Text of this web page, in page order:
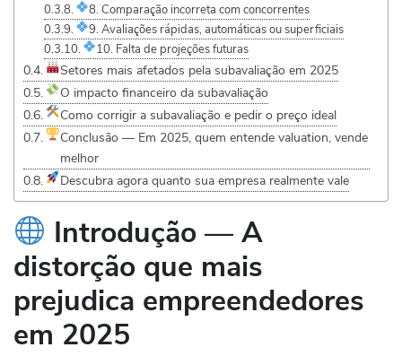
8. Comparação incorreta com concorrentes
9. Avaliações rápidas, automáticas ou superficiais
10. Falta de projeções futuras
Setores mais afetados pela subavaliação em 2025
O impacto financeiro da subavaliação
Como corrigir a subavaliação e pedir o preço ideal
Conclusão — Em 2025, quem entende valuation, vende
melhor
Descubra agora quanto sua empresa realmente vale
Introdução — A
distorção que mais
prejudica empreendedores
em 2025